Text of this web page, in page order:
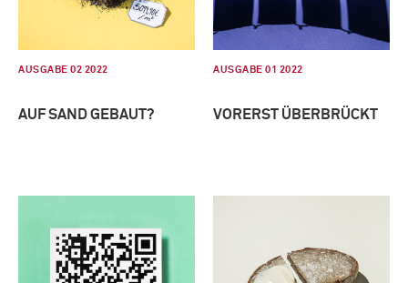
AUSGABE 02 2022
AUF SAND GEBAUT?
AUSGABE 01 2022
VORERST ÜBERBRÜCKT